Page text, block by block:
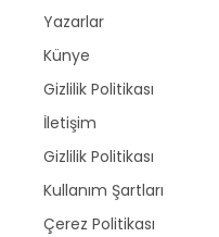
Yazarlar
Künye
Gizlilik Politikası
İletişim
Gizlilik Politikası
Kullanım Şartları
Çerez Politikası